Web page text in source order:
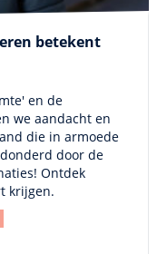
betekent
en de
we aandacht en
die in armoede
door de
Ontdek
krijgen.